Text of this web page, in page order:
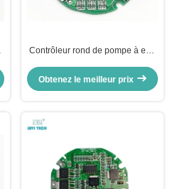
Contrôleur rond de pompe à eau
de pompe à moteur avec le
contrôle de PWM
Obtenez le meilleur prix